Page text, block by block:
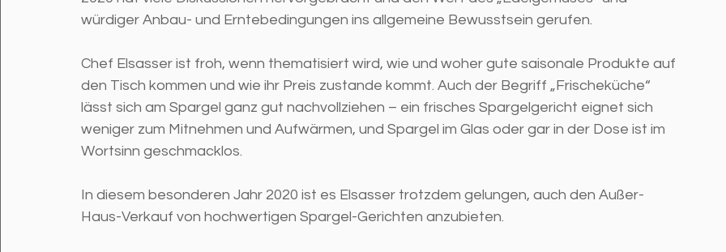
würdiger Anbau- und Erntebedingungen ins allgemeine Bewusstsein gerufen.
Chef Elsasser ist froh, wenn thematisiert wird, wie und woher gute saisonale Produkte auf
den Tisch kommen und wie ihr Preis zustande kommt. Auch der Begriff „Frischeküche“
lässt sich am Spargel ganz gut nachvollziehen – ein frisches Spargelgericht eignet sich
weniger zum Mitnehmen und Aufwärmen, und Spargel im Glas oder gar in der Dose ist im
Wortsinn geschmacklos.
In diesem besonderen Jahr 2020 ist es Elsasser trotzdem gelungen, auch den Außer-
Haus-Verkauf von hochwertigen Spargel-Gerichten anzubieten.